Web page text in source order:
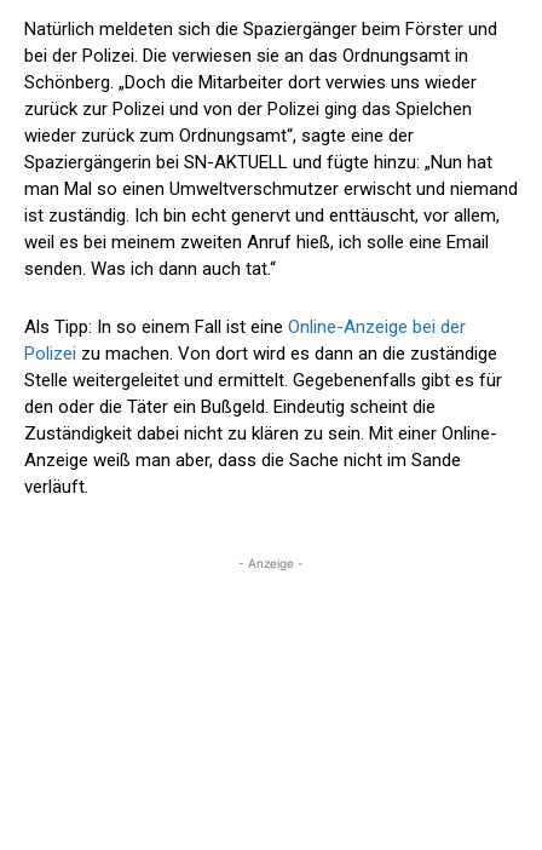
Natürlich meldeten sich die Spaziergänger beim Förster und
bei der Polizei. Die verwiesen sie an das Ordnungsamt in
Schönberg. „Doch die Mitarbeiter dort verwies uns wieder
zurück zur Polizei und von der Polizei ging das Spielchen
wieder zurück zum Ordnungsamt“, sagte eine der
Spaziergängerin bei SN-AKTUELL und fügte hinzu: „Nun hat
man Mal so einen Umweltverschmutzer erwischt und niemand
ist zuständig. Ich bin echt genervt und enttäuscht, vor allem,
weil es bei meinem zweiten Anruf hieß, ich solle eine Email
senden. Was ich dann auch tat.“
Als Tipp: In so einem Fall ist eine Online-Anzeige bei der
Polizei zu machen. Von dort wird es dann an die zuständige
Stelle weitergeleitet und ermittelt. Gegebenenfalls gibt es für
den oder die Täter ein Bußgeld. Eindeutig scheint die
Zuständigkeit dabei nicht zu klären zu sein. Mit einer Online-
Anzeige weiß man aber, dass die Sache nicht im Sande
verläuft.
- Anzeige -